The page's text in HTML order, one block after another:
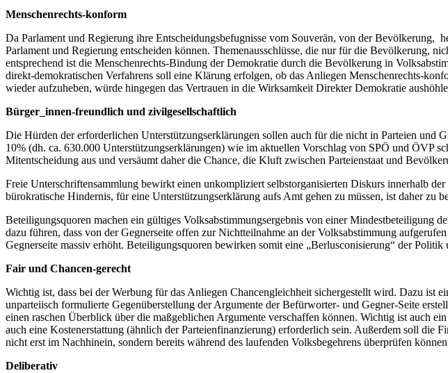
Menschenrechts-konform
Da Parlament und Regierung ihre Entscheidungsbefugnisse vom Souverän, von der Bevölkerung,
Parlament und Regierung entscheiden können. Themenausschlüsse, die nur für die Bevölkerung,
entsprechend ist die Menschenrechts-Bindung der Demokratie durch die Bevölkerung in
direkt-demokratischen Verfahrens soll eine Klärung erfolgen, ob das Anliegen Menschenrechts-
wieder aufzuheben, würde hingegen das Vertrauen in die Wirksamkeit Direkter Demokratie
Bürger_innen-freundlich und zivilgesellschaftlich
Die Hürden der erforderlichen Unterstützungserklärungen sollen auch für die nicht in Parteien und
10% (dh. ca. 630.000 Unterstützungserklärungen) wie im aktuellen Vorschlag von SPÖ und ÖVP
Mitentscheidung aus und versäumt daher die Chance, die Kluft zwischen Parteienstaat und
Freie Unterschriftensammlung bewirkt einen unkompliziert selbstorganisierten Diskurs innerhalb
bürokratische Hindernis, für eine Unterstützungserklärung aufs Amt gehen zu müssen, ist daher zu
Beteiligungsquoren machen ein gültiges Volksabstimmungsergebnis von einer Mindestbeteiligung
dazu führen, dass von der Gegnerseite offen zur Nichtteilnahme an der Volksabstimmung
Gegnerseite massiv erhöht. Beteiligungsquoren bewirken somit eine „Berlusconisierung“ der
Fair und Chancen-gerecht
Wichtig ist, dass bei der Werbung für das Anliegen Chancengleichheit sichergestellt wird. Dazu ist
unparteiisch formulierte Gegenüberstellung der Argumente der Befürworter- und Gegner-Seite
einen raschen Überblick über die maßgeblichen Argumente verschaffen können. Wichtig ist auch
auch eine Kostenerstattung (ähnlich der Parteienfinanzierung) erforderlich sein. Außerdem soll die
nicht erst im Nachhinein, sondern bereits während des laufenden Volksbegehrens überprüfen
Deliberativ